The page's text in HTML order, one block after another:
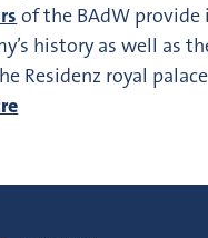
of the BAdW
history as well as
Residenz royal palace